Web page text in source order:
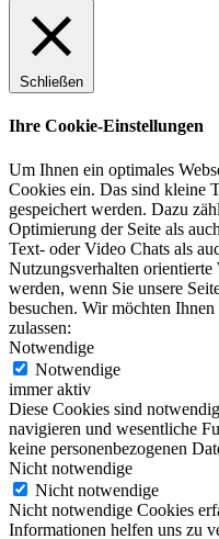
Schließen
Ihre Cookie-Einstellungen
Um Ihnen ein optimales
Cookies ein. Das sind kleine
gespeichert werden. Dazu
Optimierung der Seite als
Text- oder Video Chats als
Nutzungsverhalten
werden, wenn Sie unsere
besuchen. Wir möchten
zulassen:
Notwendige
Notwendige
immer aktiv
Diese Cookies sind
navigieren und wesentliche
keine personenbezogenen
Nicht notwendige
Nicht notwendige
Nicht notwendige Cookies
Informationen helfen uns zu